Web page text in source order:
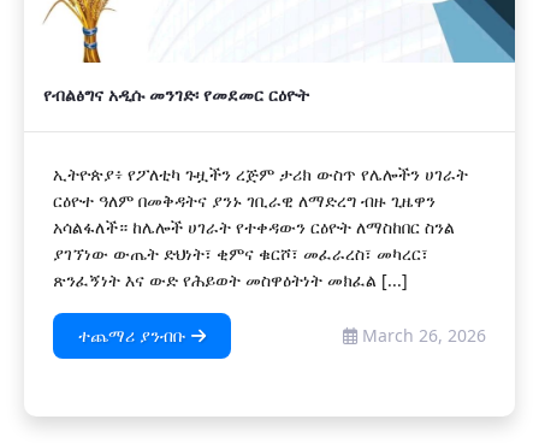
የብልፅግና አዲሱ መንገድ፡ የመደመር ርዕዮት
ኢትዮጵያ፥ የፖለቲካ ጉዟችን ረጅም ታሪክ ውስጥ የሌሎችን ሀገራት
ርዕዮተ ዓለም በመቅዳትና ያንኑ ገቢራዊ ለማድረግ ብዙ ጊዜዋን
አሳልፋለች። ከሌሎች ሀገራት የተቀዳውን ርዕዮት ለማስከበር ስንል
ያገኘነው ውጤት ድህነት፣ ቂምና ቁርሾ፣ መፈራረስ፣ መካረር፣
ጽንፈኝነት እና ውድ የሕይወት መስዋዕትነት መክፈል [...]
ተጨማሪ ያንብቡ March 26, 2026